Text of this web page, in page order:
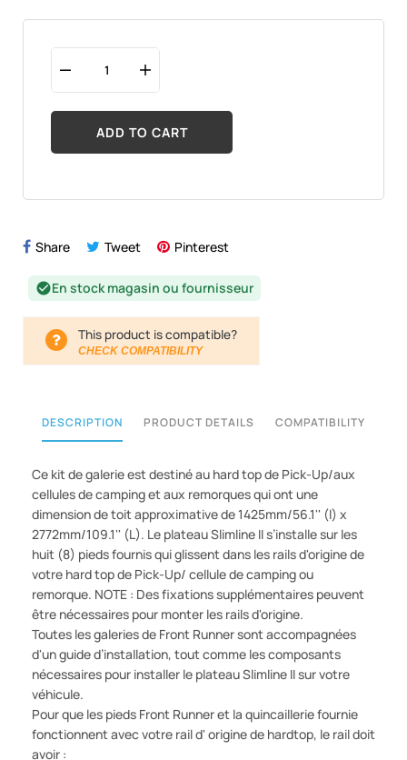
ADD TO CART
Share Tweet Pinterest
check_circleEn stock magasin ou fournisseur
This product is compatible?
CHECK COMPATIBILITY
DESCRIPTION PRODUCT DETAILS COMPATIBILITY
Ce kit de galerie est destiné au hard top de Pick-Up/aux
cellules de camping et aux remorques qui ont une
dimension de toit approximative de 1425mm/56.1'' (l) x
2772mm/109.1'' (L). Le plateau Slimline II s’installe sur les
huit (8) pieds fournis qui glissent dans les rails d'origine de
votre hard top de Pick-Up/ cellule de camping ou
remorque. NOTE : Des fixations supplémentaires peuvent
être nécessaires pour monter les rails d'origine.
Toutes les galeries de Front Runner sont accompagnées
d'un guide d’installation, tout comme les composants
nécessaires pour installer le plateau Slimline II sur votre
véhicule.
Pour que les pieds Front Runner et la quincaillerie fournie
fonctionnent avec votre rail d' origine de hardtop, le rail doit
avoir :